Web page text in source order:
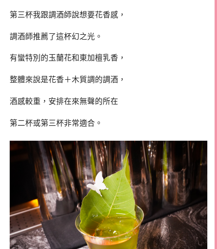
第三杯我跟調酒師說想要花香感，
調酒師推薦了這杯幻之光。
有蠻特別的玉蘭花和東加檀乳香，
整體來說是花香＋木質調的調酒，
酒感較重，安排在來無聲的所在
第二杯或第三杯非常適合。